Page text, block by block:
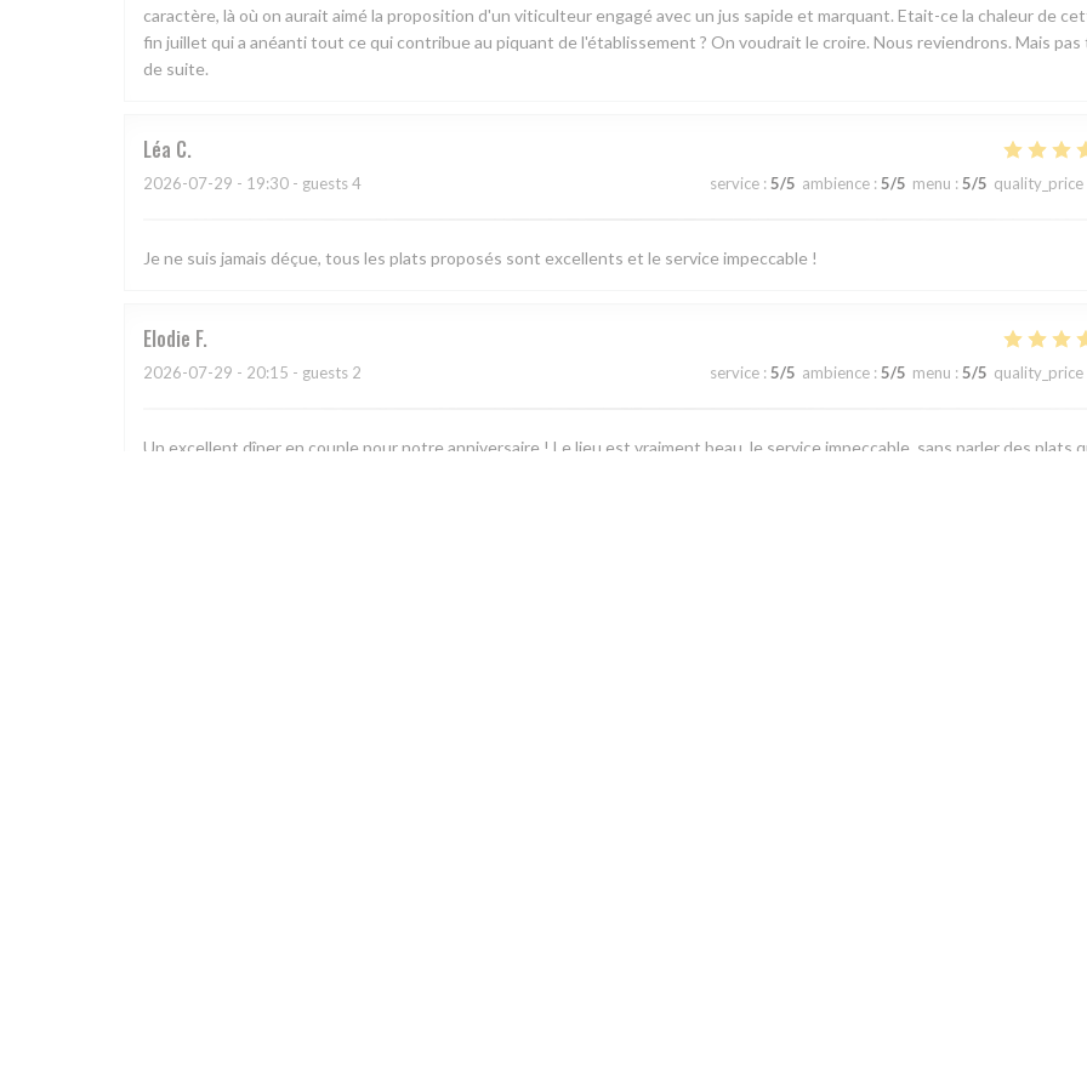
caractère, là où on aurait aimé la proposition d'un viticulteur engagé avec un jus sapide et marquant. Etait-ce la chaleur de
fin juillet qui a anéanti tout ce qui contribue au piquant de l'établissement ? On voudrait le croire. Nous reviendrons. Mais
de suite.
Léa C
2026-07-29 - 19:30 - guests 4 service : 5/5 ambience : 5/5 menu : 5/5 quality_price
Je ne suis jamais déçue, tous les plats proposés sont excellents et le service impeccable !
Elodie F
2026-07-29 - 20:15 - guests 2 service : 5/5 ambience : 5/5 menu : 5/5 quality_price
Un excellent dîner en couple pour notre anniversaire ! Le lieu est vraiment beau, le service impeccable, sans parler des plats